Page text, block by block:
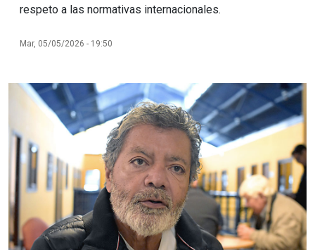
respeto a las normativas internacionales.
Mar, 05/05/2026 - 19:50
Imagen